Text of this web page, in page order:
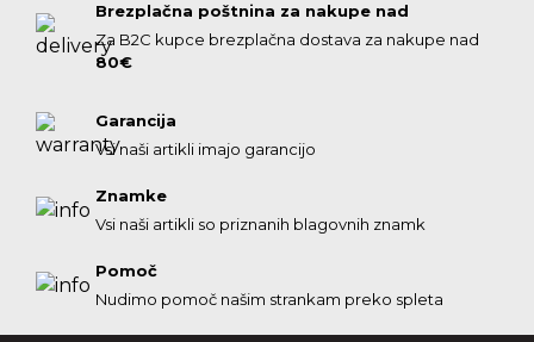
Brezplačna poštnina za nakupe nad
Za B2C kupce brezplačna dostava za nakupe nad
80€
Garancija
Vsi naši artikli imajo garancijo
Znamke
Vsi naši artikli so priznanih blagovnih znamk
Pomoč
Nudimo pomoč našim strankam preko spleta